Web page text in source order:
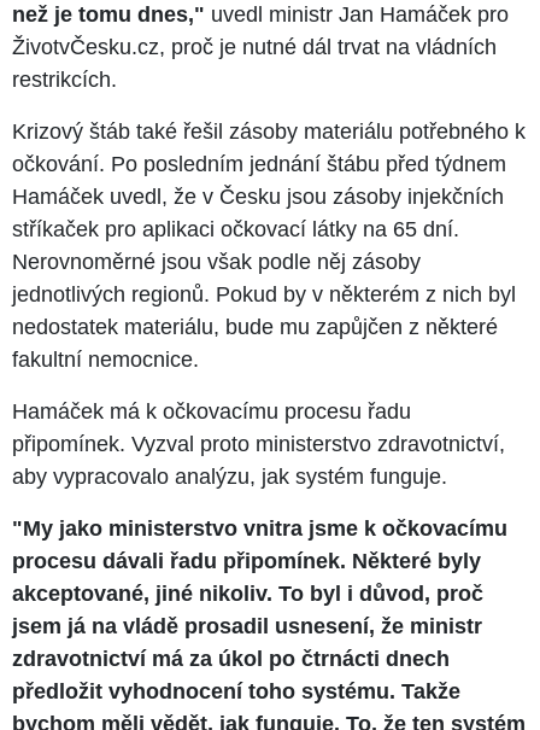
než je tomu dnes," uvedl ministr Jan Hamáček pro
ŽivotvČesku.cz, proč je nutné dál trvat na vládních
restrikcích.
Krizový štáb také řešil zásoby materiálu potřebného k
očkování. Po posledním jednání štábu před týdnem
Hamáček uvedl, že v Česku jsou zásoby injekčních
stříkaček pro aplikaci očkovací látky na 65 dní.
Nerovnoměrné jsou však podle něj zásoby
jednotlivých regionů. Pokud by v některém z nich byl
nedostatek materiálu, bude mu zapůjčen z některé
fakultní nemocnice.
Hamáček má k očkovacímu procesu řadu
připomínek. Vyzval proto ministerstvo zdravotnictví,
aby vypracovalo analýzu, jak systém funguje.
"My jako ministerstvo vnitra jsme k očkovacímu
procesu dávali řadu připomínek. Některé byly
akceptované, jiné nikoliv. To byl i důvod, proč
jsem já na vládě prosadil usnesení, že ministr
zdravotnictví má za úkol po čtrnácti dnech
předložit vyhodnocení toho systému. Takže
bychom měli vědět, jak funguje. To, že ten systém